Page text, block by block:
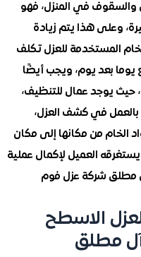
في المنزل، فهو
هذا يتم زيادة
للعزل تكلف
يوم، ويجب أيضًا
عمال للتنظيف،
في كشف العزل،
من مكانها إلى مكان
لإكمال عملية
شركة عزل فوم
الاسطح